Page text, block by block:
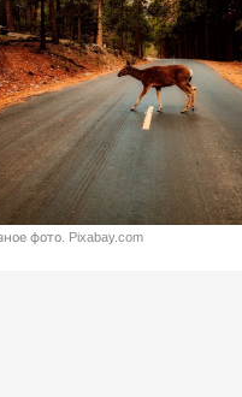
фото. Pixabay.com